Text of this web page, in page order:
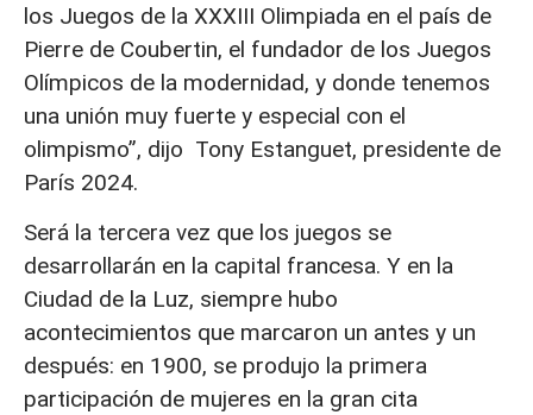
los Juegos de la XXXIII Olimpiada en el país de
Pierre de Coubertin, el fundador de los Juegos
Olímpicos de la modernidad, y donde tenemos
una unión muy fuerte y especial con el
olimpismo”, dijo Tony Estanguet, presidente de
París 2024.
Será la tercera vez que los juegos se
desarrollarán en la capital francesa. Y en la
Ciudad de la Luz, siempre hubo
acontecimientos que marcaron un antes y un
después: en 1900, se produjo la primera
participación de mujeres en la gran cita